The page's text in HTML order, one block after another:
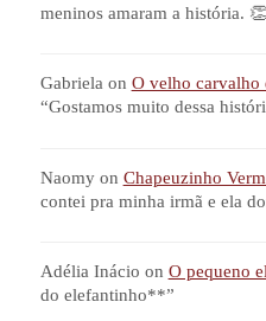
meninos amaram a história.
Gabrielaon O velho carvalho
“Gostamos muito dessa
Naomyon Chapeuzinho
contei pra minha irmã e ela
Adélia Inácio on O pequeno
do elefantinho**”